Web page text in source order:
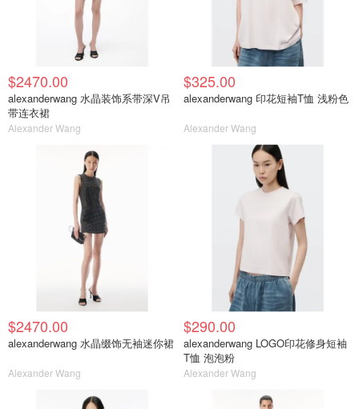
$2470.00
alexanderwang 水晶装饰系带深V吊
带连衣裙
Alexander Wang
$325.00
alexanderwang 印花短袖T恤 浅粉色
Alexander Wang
$2470.00
alexanderwang 水晶缀饰无袖迷你裙
Alexander Wang
$290.00
alexanderwang LOGO印花修身短袖
T恤 泡泡粉
Alexander Wang